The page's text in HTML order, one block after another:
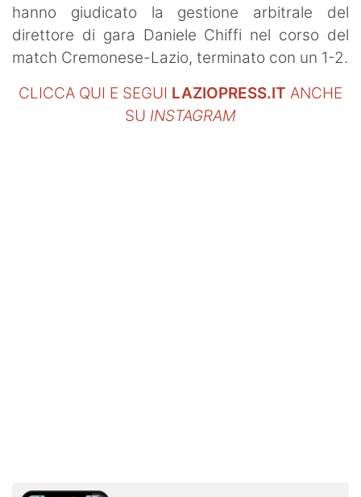
hanno giudicato la gestione arbitrale del
direttore di gara Daniele Chiffi nel corso del
match Cremonese-Lazio, terminato con un 1-2.
CLICCA QUI E SEGUI LAZIOPRESS.IT ANCHE
SU INSTAGRAM